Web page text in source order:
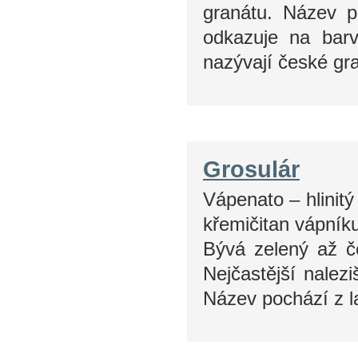
granátu. Název
odkazuje na
nazývají české
Grosulár
Vápenato –
křemičitan
Bývá zelený až
Nejčastější
Název pochází z